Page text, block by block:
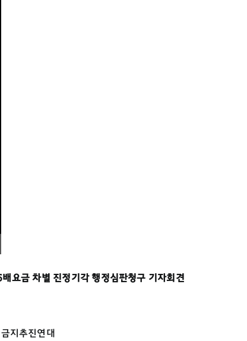
요금 차별 진정기각 행정심판청구 기자회견
지추진연대